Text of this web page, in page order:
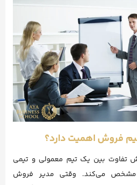
فروش اهمیت دارد؟
تفاوت بین یک تیم معمولی و تیمی
مشخص می‌کند. وقتی مدیر فروش